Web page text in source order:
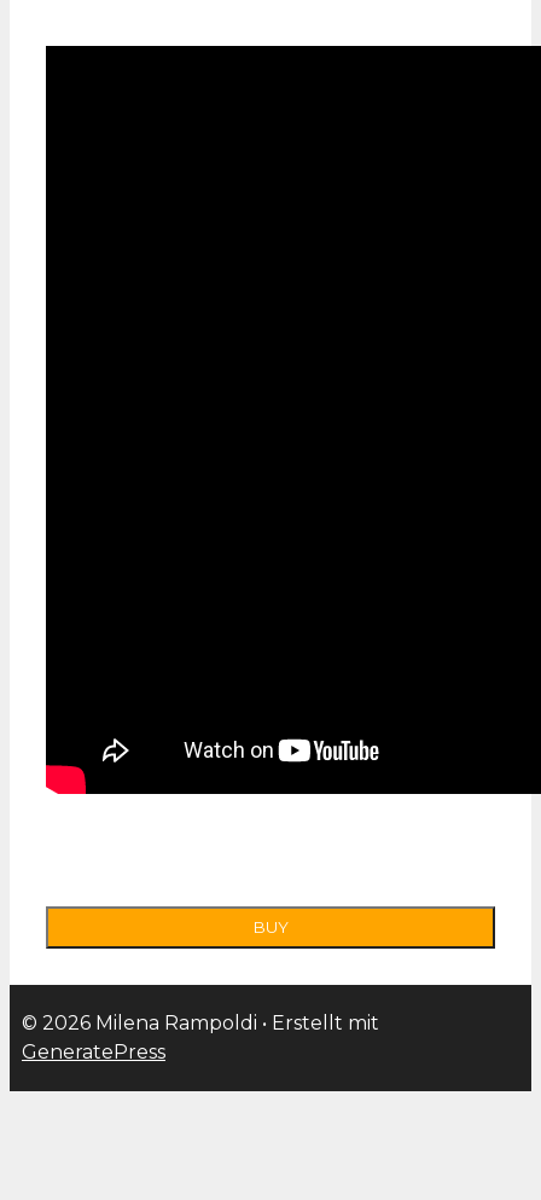
© 2026 Milena Rampoldi • Erstellt mit
GeneratePress